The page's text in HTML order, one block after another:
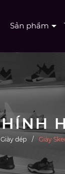
Sản phẩm
Giày dép Giày